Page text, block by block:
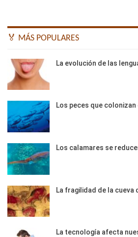
🏅 MÁS POPULARES
La evolución de las
Los peces que
Los calamares se
La fragilidad de la cueva
La tecnología afecta